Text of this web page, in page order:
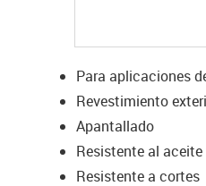
Para aplicaciones
Revestimiento
Apantallado
Resistente al
Resistente a cortes